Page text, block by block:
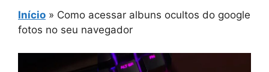
Início » Como acessar albuns ocultos do google
fotos no seu navegador